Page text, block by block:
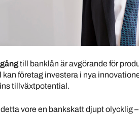
till banklån är avgörande för
företag investera i nya
tillväxtpotential.
vore en bankskatt djupt olycklig